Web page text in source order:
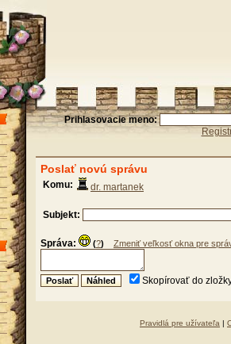
Prihlasovacie meno:
Poslať novú správu
Komu: dr. martanek
Subjekt:
Správa: (?) Zmeniť veľkosť okna pre
Skopírovať do
Pravidlá pre užívateľa |